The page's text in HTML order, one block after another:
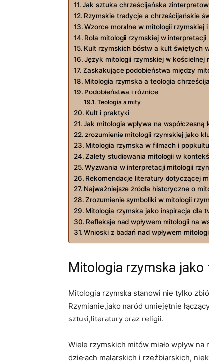
Jak sztuka chrześcijańska
Rzymskie tradycje a‍ chrześcijańskie
Wzorce moralne w mitologii ⁣rzymskiej
Rola ⁤mitologii rzymskiej w interpretacji
Kult rzymskich bóstw‍ a kult ‌świętych
Język mitologii ‍rzymskiej w kościelnej
Zaskakujące podobieństwa między
Mitologia‌ rzymska a teologia​
Podobieństwa i różnice
Teologia a mity
Kult i praktyki
Jak mitologia wpływa‌ na
zrozumienie mitologii‍ rzymskiej jako
Mitologia rzymska​ w‍ filmach i
Zalety studiowania mitologii ⁣w
Wyzwania w interpretacji ⁣mitologii
Rekomendacje‌ literatury dotyczącej
Najważniejsze‌ źródła historyczne o
Zrozumienie symboliki w mitologii
Mitologia rzymska ​jako⁤ inspiracja dla
Refleksje nad⁣ wpływem mitologii na
Wnioski z badań nad wpływem
Mitologia rzymska​
Mitologia ‌rzymska stanowi nie tylko
Rzymianie,jako naród umiejętnie
sztuki,literatury oraz religii.
Wiele ‍rzymskich mitów miało ‍wpływ
dziełach malarskich i rzeźbiarskich,​